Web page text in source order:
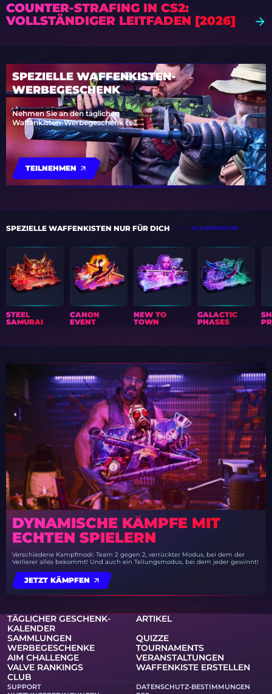
COUNTER-STRAFING IN CS2:
VOLLSTÄNDIGER LEITFADEN [2026]
SPEZIELLE WAFFENKISTEN-
WERBEGESCHENK
Nehmen Sie an den täglichen
Waffenkisten-Werbegeschenk teil
TEILNEHMEN
SPEZIELLE WAFFENKISTEN NUR FÜR DICH ALLE WAFFEKISTEN
STEEL
SAMURAI
CANON
EVENT
NEW TO
TOWN
GALACTIC
PHASES
DYNAMISCHE KÄMPFE MIT
ECHTEN SPIELERN
Verschiedene Kampfmodi: Team 2 gegen 2, verrückter Modus, bei dem der
Verlierer alles bekommt! Und auch ein Teilungsmodus, bei dem jeder gewinnt!
JETZT KÄMPFEN
TÄGLICHER GESCHENK-
KALENDER
ARTIKEL
SAMMLUNGEN
QUIZZE
WERBEGESCHENKE
TOURNAMENTS
AIM CHALLENGE
VERANSTALTUNGEN
VALVE RANKINGS
WAFFENKISTE ERSTELLEN
CLUB
SUPPORT
DATENSCHUTZ-BESTIMMUNGEN